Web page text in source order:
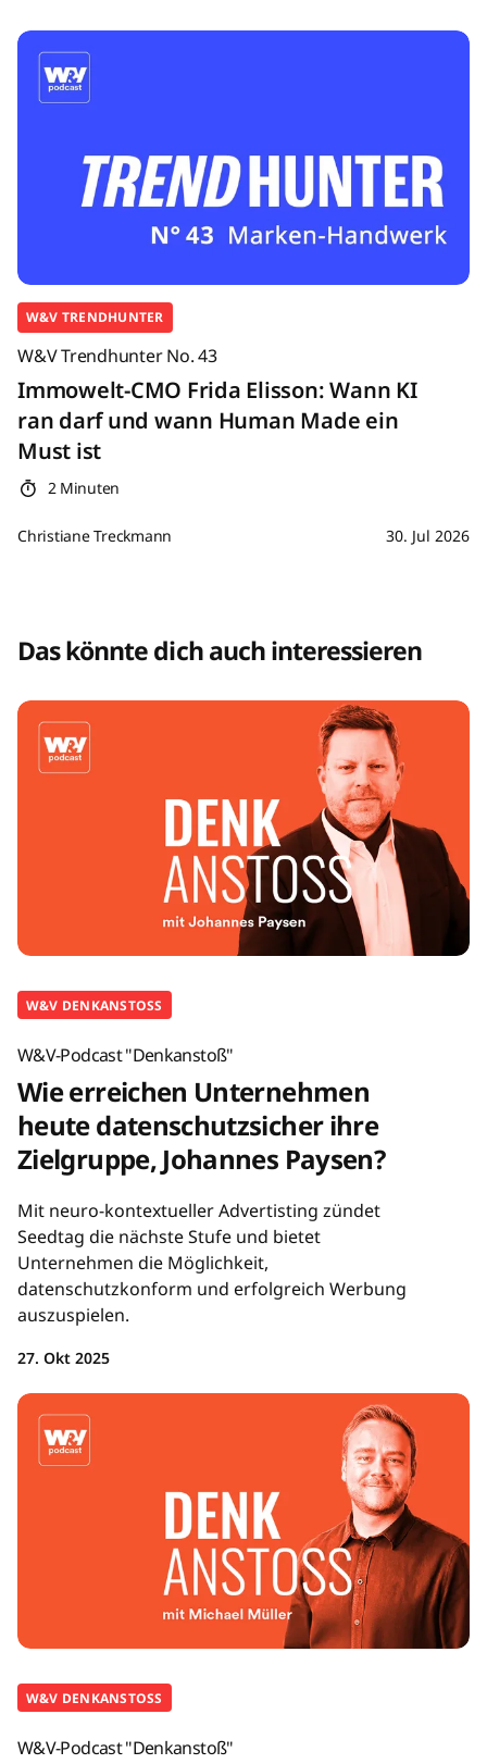
W&V TRENDHUNTER
W&V Trendhunter No. 43
Immowelt-CMO Frida Elisson: Wann KI
ran darf und wann Human Made ein
Must ist
2 Minuten
Christiane Treckmann 30. Jul 2026
Das könnte dich auch interessieren
W&V DENKANSTOSS
W&V-Podcast "Denkanstoß"
Wie erreichen Unternehmen
heute datenschutzsicher ihre
Zielgruppe, Johannes Paysen?
Mit neuro-kontextueller Advertisting zündet
Seedtag die nächste Stufe und bietet
Unternehmen die Möglichkeit,
datenschutzkonform und erfolgreich Werbung
auszuspielen.
27. Okt 2025
W&V DENKANSTOSS
W&V-Podcast "Denkanstoß"